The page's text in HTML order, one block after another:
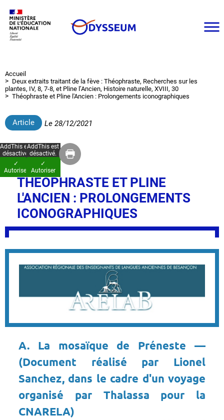
contenu
principal
Fil
d'Ariane
Accueil
Deux extraits traitant de la fève : Théophraste, Recherches sur les
plantes, IV, 8, 7-8, et Pline l’Ancien, Histoire naturelle, XVIII, 30
Théophraste et Pline l'Ancien : Prolongements iconographiques
Article Le 28/12/2021
AddThis est
désactivé.
✓
Autoriser
AddThis est
désactivé.
✓
Autoriser
THÉOPHRASTE ET PLINE
L'ANCIEN : PROLONGEMENTS
ICONOGRAPHIQUES
A. La mosaïque de Préneste —
(Document réalisé par Lionel
Sanchez, dans le cadre d'un voyage
organisé par Thalassa pour la
CNARELA)